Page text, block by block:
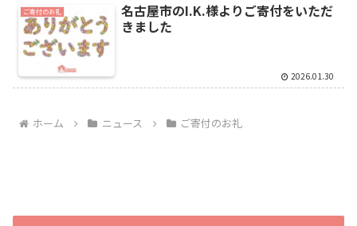
ご寄付のお礼
名古屋市のI.K.様よりご寄付をいただ
きました
2026.01.30
ホーム ニュース ご寄付のお礼